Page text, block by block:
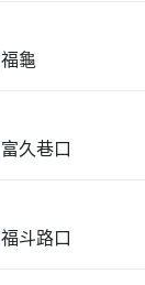
福龜
富久巷口
福斗路口